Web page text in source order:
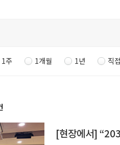
1주 1개월 1년 직